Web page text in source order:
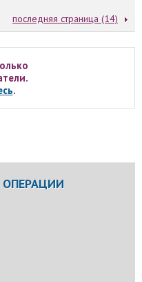
последняя страница (14)
.
ОПЕРАЦИИ